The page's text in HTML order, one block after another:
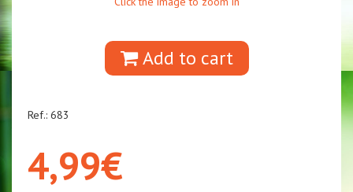
Add to cart
Ref.: 683
4,99€